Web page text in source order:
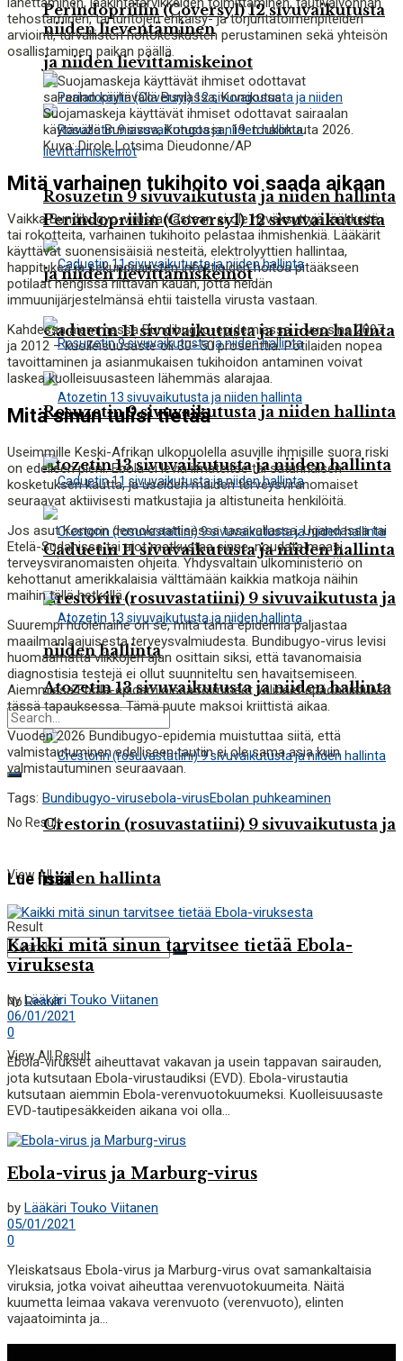
Perindopriilin (Coversyl) 12 sivuvaikutusta
ja niiden lievittämiskeinot
Rosuzetin 9 sivuvaikutusta ja niiden hallinta
Caduetin 11 sivuvaikutusta ja niiden hallinta
Atozetin 13 sivuvaikutusta ja niiden hallinta
Crestorin (rosuvastatiini) 9 sivuvaikutusta ja
niiden hallinta
No Result
View All
Result
niiden lieventäminen
Perindopriilin (Coversyl) 12 sivuvaikutusta
ja niiden lievittämiskeinot
Rosuzetin 9 sivuvaikutusta ja niiden hallinta
Caduetin 11 sivuvaikutusta ja niiden hallinta
Atozetin 13 sivuvaikutusta ja niiden hallinta
Crestorin (rosuvastatiini) 9 sivuvaikutusta ja
niiden hallinta
No Result
View All Result
tehostaminen, tartuntojen ehkäisy- ja torjuntatoimenpiteiden
arviointi, turvallisten hoitokeskusten perustaminen sekä yhteisön
osallistaminen paikan päällä.
Suojamaskeja käyttävät ihmiset odottavat sairaalan
käytävällä Buniassa, Kongossa, 19. toukokuuta 2026.
Kuva: Dirole Lotsima Dieudonne/AP
Mitä varhainen tukihoito voi saada aikaan
Vaikka Bundibugyo-virusta vastaan ei ole hyväksyttyjä lääkkeitä
tai rokotteita, varhainen tukihoito pelastaa ihmishenkiä. Lääkärit
käyttävät suonensisäisiä nesteitä, elektrolyyttien hallintaa,
happitukea ja sekundaaristen infektioiden hoitoa pitääkseen
potilaat hengissä riittävän kauan, jotta heidän
immuunijärjestelmänsä ehtii taistella virusta vastaan.
Kahdessa aiemmassa Bundibugyo-epidemiassa – vuosina 2007
ja 2012 – kuolleisuusaste oli 30–50 prosenttia. Potilaiden nopea
tavoittaminen ja asianmukaisen tukihoidon antaminen voivat
laskea kuolleisuusasteen lähemmäs alarajaa.
Mitä sinun tulisi tietää
Useimmille Keski-Afrikan ulkopuolella asuville ihmisille suora riski
on edelleen pieni. Ebola ei leviä ilmateitse tai satunnaisen
kosketuksen kautta, ja useiden maiden terveysviranomaiset
seuraavat aktiivisesti matkustajia ja altistuneita henkilöitä.
Jos asut Kongon demokraattisessa tasavallassa, Ugandassa tai
Etelä-Sudanissa tai aiot matkustaa sinne, noudata maasi
terveysviranomaisten ohjeita. Yhdysvaltain ulkoministeriö on
kehottanut amerikkalaisia välttämään kaikkia matkoja näihin
maihin tällä hetkellä.
Suurempi huolenaihe on se, mitä tämä epidemia paljastaa
maailmanlaajuisesta terveysvalmiudesta. Bundibugyo-virus levisi
huomaamatta viikkojen ajan osittain siksi, että tavanomaisia
diagnostisia testejä ei ollut suunniteltu sen havaitsemiseen.
Aiemmissa Ebola-epidemioissa toimineet välineet epäonnistuivat
tässä tapauksessa. Tämä puute maksoi kriittistä aikaa.
Vuoden 2026 Bundibugyo-epidemia muistuttaa siitä, että
valmistautuminen edelliseen tautiin ei ole sama asia kuin
valmistautuminen seuraavaan.
Tags: Bundibugyo-virusebola-virusEbolan puhkeaminen
Lue lisää
Kaikki mitä sinun tarvitsee tietää Ebola-
viruksesta
by Lääkäri Touko Viitanen
06/01/2021
0
Ebola-virukset aiheuttavat vakavan ja usein tappavan sairauden,
jota kutsutaan Ebola-virustaudiksi (EVD). Ebola-virustautia
kutsutaan aiemmin Ebola-verenvuotokuumeksi. Kuolleisuusaste
EVD-tautipesäkkeiden aikana voi olla...
Ebola-virus ja Marburg-virus
by Lääkäri Touko Viitanen
05/01/2021
0
Yleiskatsaus Ebola-virus ja Marburg-virus ovat samankaltaisia ​​
viruksia, jotka voivat aiheuttaa verenvuotokuumeita. Näitä
kuumetta leimaa vakava verenvuoto (verenvuoto), elinten
vajaatoiminta ja...